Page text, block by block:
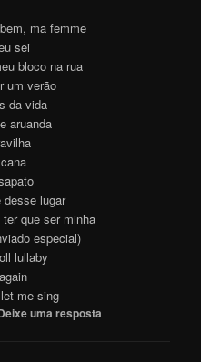
ma femme
sei
bloco na rua
um verão
da vida
aruanda
lugar
que ser minha
especial)
lullaby
me sing
uma resposta